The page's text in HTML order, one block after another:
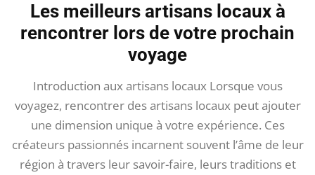
Les meilleurs artisans locaux à
rencontrer lors de votre prochain
voyage
Introduction aux artisans locaux Lorsque vous
voyagez, rencontrer des artisans locaux peut ajouter
une dimension unique à votre expérience. Ces
créateurs passionnés incarnent souvent l’âme de leur
région à travers leur savoir-faire, leurs traditions et